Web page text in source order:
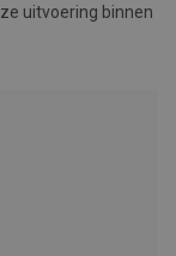
uitvoering binnen